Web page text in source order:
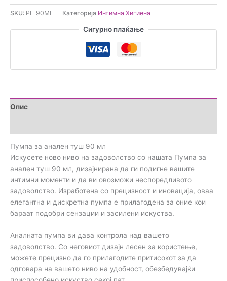
анален
туш
90
SKU: PL-90ML Категорија Интимна Хигиена
Сигурно плаќање
Опис
Пумпа за анален туш 90 мл
Искусете ново ниво на задоволство со нашата Пумпа за
анален туш 90 мл, дизајнирана да ги подигне вашите
интимни моменти и да ви овозможи неспоредливото
задоволство. Изработена со прецизност и иновација, оваа
елегантна и дискретна пумпа е прилагодена за оние кои
бараат подобри сензации и засилени искуства.
Аналната пумпа ви дава контрола над вашето
задоволство. Со неговиот дизајн лесен за користење,
можете прецизно да го прилагодите притисокот за да
одговара на вашето ниво на удобност, обезбедувајќи